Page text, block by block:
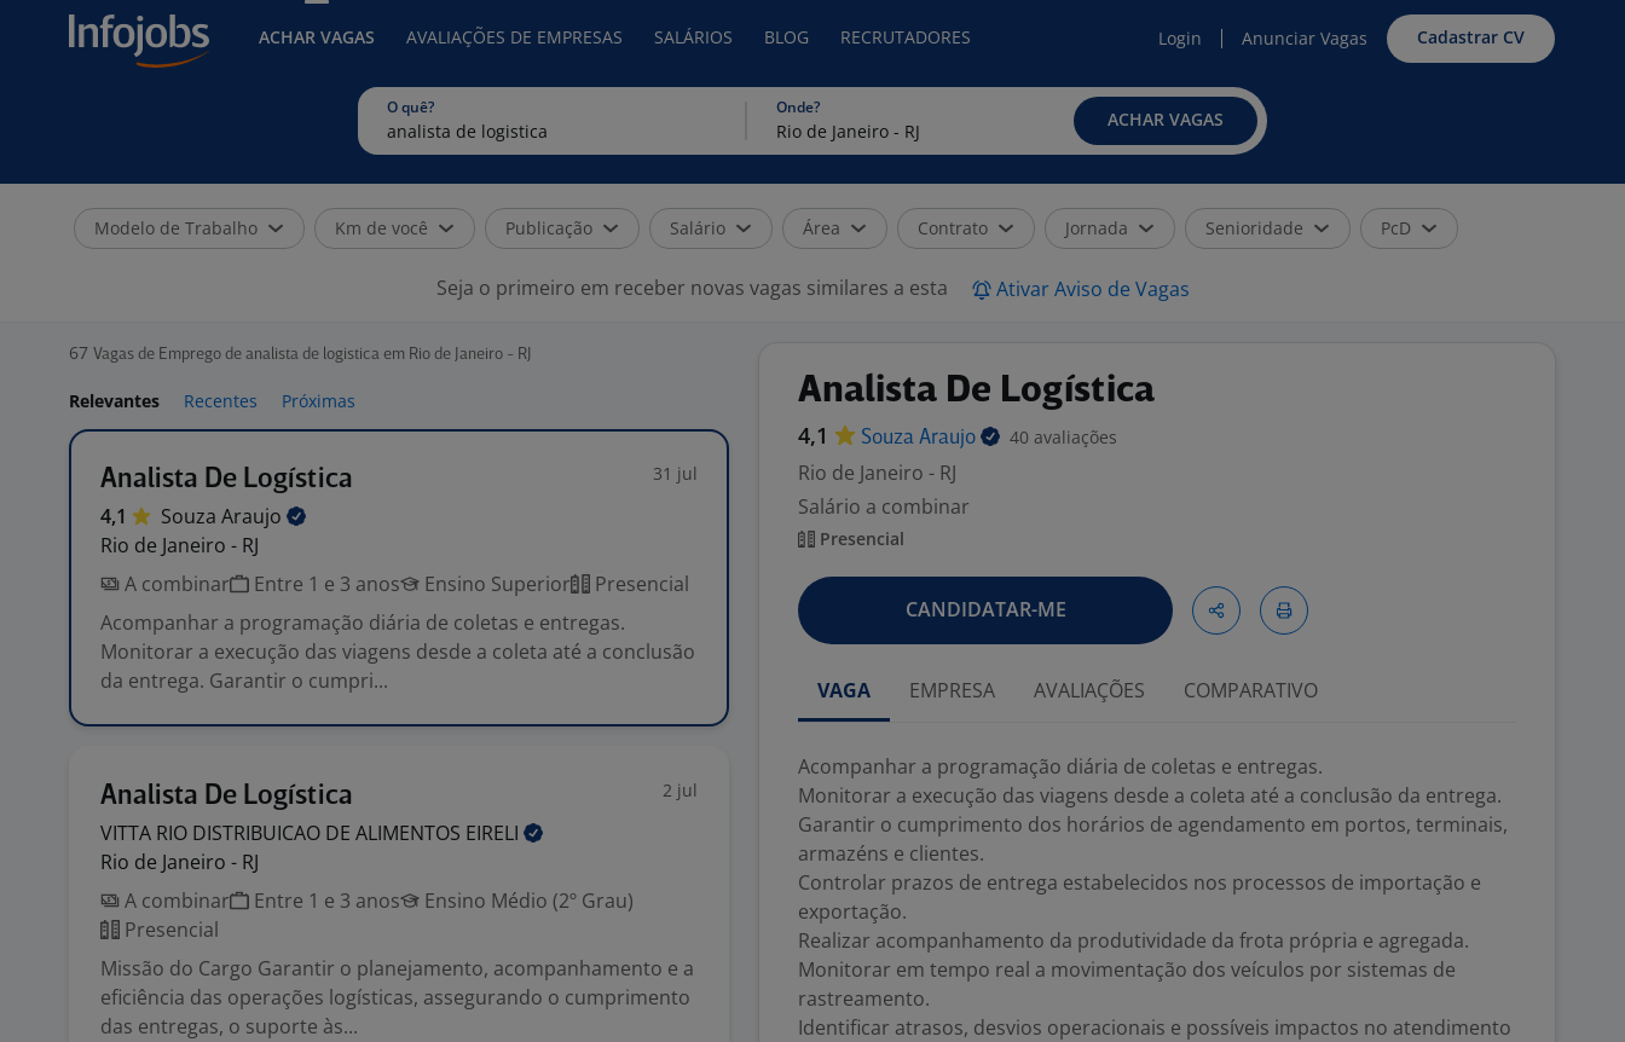
ACHAR VAGAS AVALIAÇÕES DE EMPRESAS SALÁRIOS BLOG RECRUTADORES Login Anunciar Vagas Cadastrar CV
O quê? Onde?
ACHAR VAGAS
Modelo de Trabalho Km de você Publicação Salário Área Contrato Jornada Senioridade PcD
Seja o primeiro em receber novas vagas similares a esta Ativar Aviso de Vagas
67 Vagas de Emprego de analista de logistica em Rio de Janeiro - RJ
Relevantes Recentes Próximas
Analista De Logística 31 jul
4,1 Souza Araujo
Rio de Janeiro - RJ
A combinar
Entre 1 e 3 anos Ensino Superior
Presencial
Acompanhar a programação diária de coletas e entregas.
Monitorar a execução das viagens desde a coleta até a conclusão
da entrega. Garantir o cumpri...
Analista De Logística 2 jul
VITTA RIO DISTRIBUICAO DE ALIMENTOS EIRELI
Rio de Janeiro - RJ
A combinar
Entre 1 e 3 anos
Ensino Médio (2º Grau)
Presencial
Missão do Cargo Garantir o planejamento, acompanhamento e a
eficiência das operações logísticas, assegurando o cumprimento
das entregas, o suporte às...
Analista De Logística
4,1 Souza Araujo 40 avaliações
Rio de Janeiro - RJ
Salário a combinar
Presencial
CANDIDATAR-ME
VAGA EMPRESA AVALIAÇÕES COMPARATIVO
Acompanhar a programação diária de coletas e entregas.
Monitorar a execução das viagens desde a coleta até a conclusão da entrega.
Garantir o cumprimento dos horários de agendamento em portos, terminais,
armazéns e clientes.
Controlar prazos de entrega estabelecidos nos processos de importação e
exportação.
Realizar acompanhamento da produtividade da frota própria e agregada.
Monitorar em tempo real a movimentação dos veículos por sistemas de
rastreamento.
Identificar atrasos, desvios operacionais e possíveis impactos no atendimento